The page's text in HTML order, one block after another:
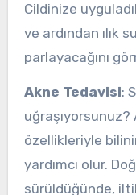
Cildinize
ve ardından ılık
parlayacağını
Akne Tedavisi:
özellikleriyle
yardımcı olur.
sürüldüğünde,